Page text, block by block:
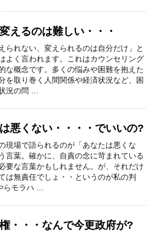
えるのは難しい・・・
られない、変えられるのは自分だけ」と
よく言われます。これはカウンセリング
な概念です。多くの悩みや困難を抱えた
を取り巻く人間関係や経済状況など、困
況の問 ...
悪くない・・・・でいいの?
現場で語られるのが「あなたは悪くな
言葉。確かに、自責の念に苛まれている
要な言葉かもしれません。が、それだけ
は無責任でしょ・・というのが私の判
らモラハ ...
・・・なんで今更政府が?